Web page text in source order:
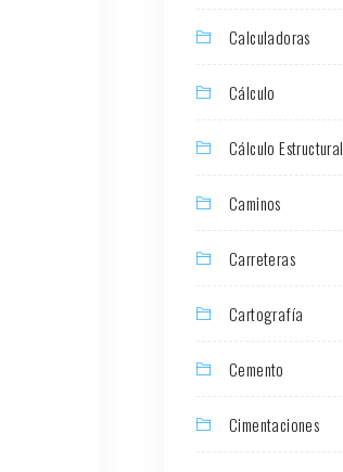
Calculadoras
Cálculo
Cálculo Estructural
Caminos
Carreteras
Cartografía
Cemento
Cimentaciones